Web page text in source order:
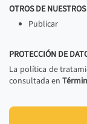
OTROS DE
Publicar
PROTECCIÓN DE
La política de
consultada en